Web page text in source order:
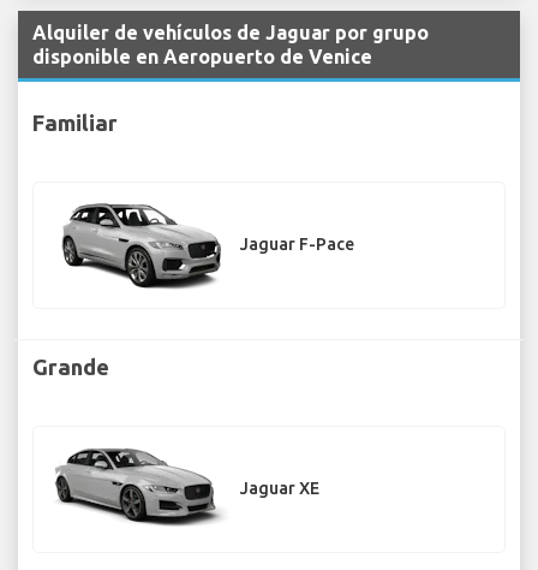
Alquiler de vehículos de Jaguar por grupo
disponible en Aeropuerto de Venice
Familiar
Jaguar F-Pace
Grande
Jaguar XE